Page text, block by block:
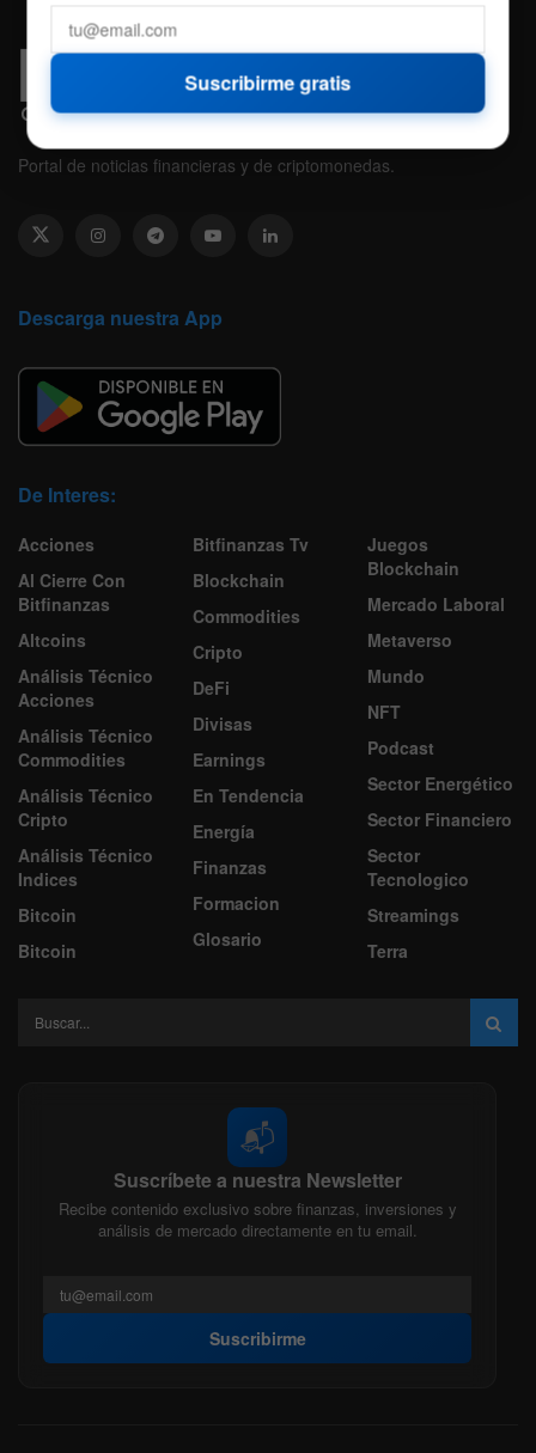
Portal de noticias financieras y de criptomonedas.
Descarga nuestra App
De Interes:
Acciones
Al Cierre Con
Bitfinanzas
Altcoins
Análisis Técnico
Acciones
Análisis Técnico
Commodities
Análisis Técnico
Cripto
Análisis Técnico
Indices
Bitcoin
Bitcoin
Bitfinanzas Tv
Blockchain
Commodities
Cripto
DeFi
Divisas
Earnings
En Tendencia
Energía
Finanzas
Formacion
Glosario
Juegos
Blockchain
Mercado Laboral
Metaverso
Mundo
NFT
Podcast
Sector Energético
Sector Financiero
Sector
Tecnologico
Streamings
Terra
📬
Suscríbete a nuestra Newsletter
Recibe contenido exclusivo sobre finanzas, inversiones y
análisis de mercado directamente en tu email.
Suscribirme
Suscribirme gratis